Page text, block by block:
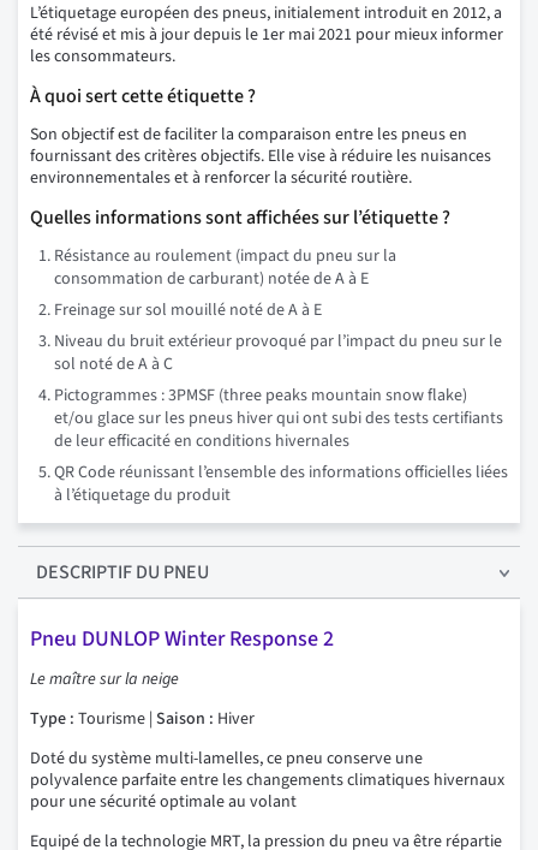
L’étiquetage européen des pneus, initialement introduit en 2012, a
été révisé et mis à jour depuis le 1er mai 2021 pour mieux informer
les consommateurs.
À quoi sert cette étiquette ?
Son objectif est de faciliter la comparaison entre les pneus en
fournissant des critères objectifs. Elle vise à réduire les nuisances
environnementales et à renforcer la sécurité routière.
Quelles informations sont affichées sur l’étiquette ?
Résistance au roulement (impact du pneu sur la
consommation de carburant) notée de A à E
Freinage sur sol mouillé noté de A à E
Niveau du bruit extérieur provoqué par l’impact du pneu sur le
sol noté de A à C
Pictogrammes : 3PMSF (three peaks mountain snow flake)
et/ou glace sur les pneus hiver qui ont subi des tests certifiants
de leur efficacité en conditions hivernales
QR Code réunissant l’ensemble des informations officielles liées
à l’étiquetage du produit
DESCRIPTIFDU PNEU
Pneu DUNLOP Winter Response 2
Le maître sur la neige
Type : Tourisme | Saison : Hiver
Doté du système multi-lamelles, ce pneu conserve une
polyvalence parfaite entre les changements climatiques hivernaux
pour une sécurité optimale au volant
Equipé de la technologie MRT, la pression du pneu va être répartie